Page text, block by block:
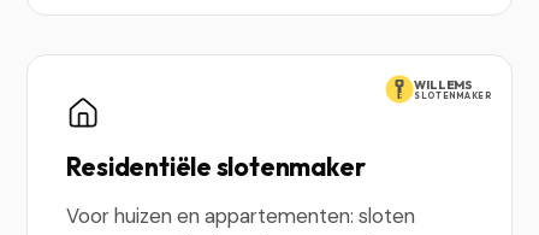
WILLEMS
SLOTENMAKER
Residentiële slotenmaker
Voor huizen en appartementen: sloten